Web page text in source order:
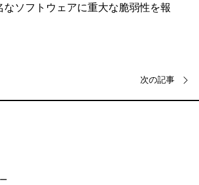
ソフトウェアに重大な脆弱性を報
次の記事